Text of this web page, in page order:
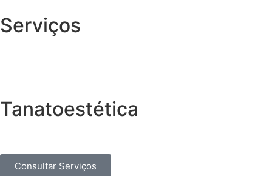
Serviços
Tanatoestética
Consultar Serviços